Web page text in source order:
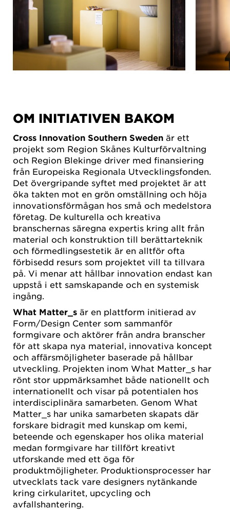
OM INITIATIVEN BAKOM
Cross Innovation Southern Sweden är ett
projekt som Region Skånes Kulturförvaltning
och Region Blekinge driver med finansiering
från Europeiska Regionala Utvecklingsfonden.
Det övergripande syftet med projektet är att
öka takten mot en grön omställning och höja
innovationsförmågan hos små och medelstora
företag. De kulturella och kreativa
branschernas säregna expertis kring allt från
material och konstruktion till berättarteknik
och förmedlingsestetik är en alltför ofta
förbisedd resurs som projektet vill ta tillvara
på. Vi menar att hållbar innovation endast kan
uppstå i ett samskapande och en systemisk
ingång.
What Matter_s är en plattform initierad av
Form/Design Center som sammanför
formgivare och aktörer från andra branscher
för att skapa nya material, innovativa koncept
och affärsmöjligheter baserade på hållbar
utveckling. Projekten inom What Matter_s har
rönt stor uppmärksamhet både nationellt och
internationellt och visar på potentialen hos
interdisciplinära samarbeten. Genom What
Matter_s har unika samarbeten skapats där
forskare bidragit med kunskap om kemi,
beteende och egenskaper hos olika material
medan formgivare har tillfört kreativt
utforskande med ett öga för
produktmöjligheter. Produktionsprocesser har
utvecklats tack vare designers nytänkande
kring cirkularitet, upcycling och
avfallshantering.